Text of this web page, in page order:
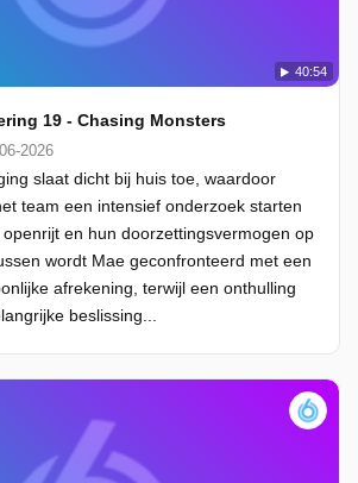
40:54
19 - Chasing Monsters
2026
slaat dicht bij huis toe, waardoor
team een intensief onderzoek starten
en hun doorzettingsvermogen op
wordt Mae geconfronteerd met een
afrekening, terwijl een onthulling
beslissing...